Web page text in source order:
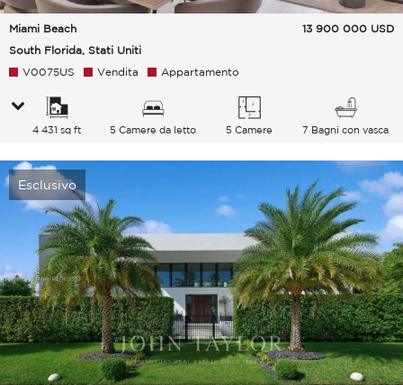
Miami Beach
South Florida, Stati Uniti
13 900 000 USD
V0075US Vendita Appartamento
4 431 sq ft 5 Camere da letto 5 Camere 7 Bagni con vasca
Esclusivo